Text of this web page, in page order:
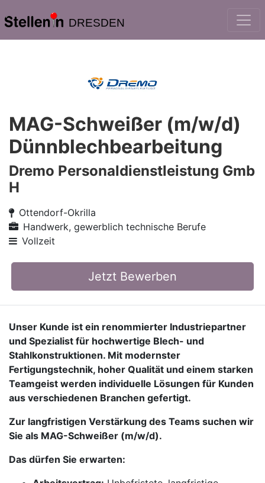
DRESDEN
MAG-Schweißer (m/w/d)
Dünnblechbearbeitung
Dremo Personaldienstleistung Gmb
H
Ottendorf-Okrilla
Handwerk, gewerblich technische Berufe
Vollzeit
Jetzt Bewerben
Unser Kunde ist ein renommierter Industriepartner
und Spezialist für hochwertige Blech- und
Stahlkonstruktionen. Mit modernster
Fertigungstechnik, hoher Qualität und einem starken
Teamgeist werden individuelle Lösungen für Kunden
aus verschiedenen Branchen gefertigt.
Zur langfristigen Verstärkung des Teams suchen wir
Sie als MAG-Schweißer (m/w/d).
Das dürfen Sie erwarten: